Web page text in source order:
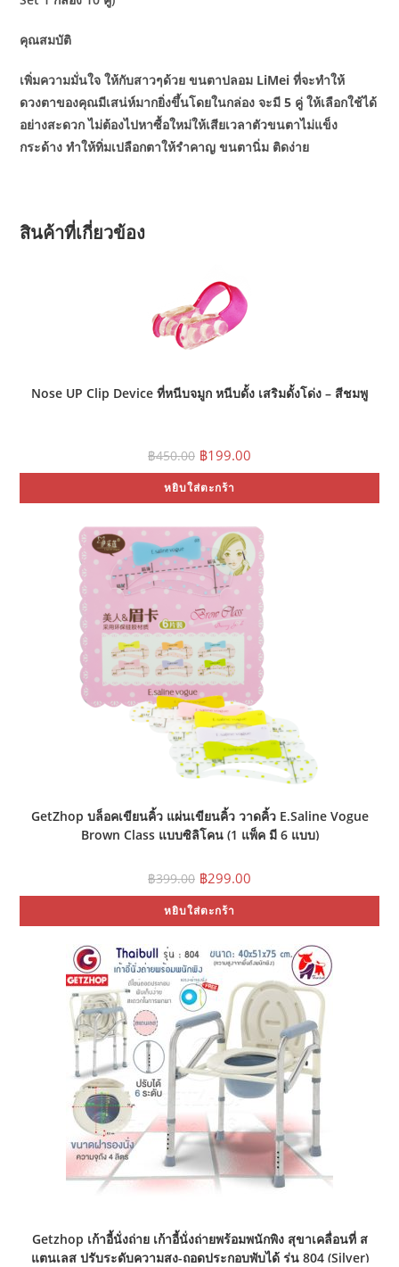
คุณสมบัติ
เพิ่มความมั่นใจ ให้กับสาวๆด้วย ขนตาปลอม LiMei ที่จะทำให้
ดวงตาของคุณมีเสน่ห์มากยิ่งขึ้นโดยในกล่อง จะมี 5 คู่ ให้เลือกใช้ได้
อย่างสะดวก ไม่ต้องไปหาซื้อใหม่ให้เสียเวลาตัวขนตาไม่แข็ง
กระด้าง ทำให้ทิ่มเปลือกตาให้รำคาญ ขนตานิ่ม ติดง่าย
สินค้าที่เกี่ยวข้อง
Nose UP Clip Device ที่หนีบจมูก หนีบดั้ง เสริมดั้งโด่ง – สีชมพู
฿450.00 Original
price
was:
฿450.00.
฿199.00
is:
หยิบใส่ตะกร้า
GetZhop บล็อคเขียนคิ้ว แผ่นเขียนคิ้ว วาดคิ้ว E.Saline Vogue
Brown Class แบบซิลิโคน (1 แพ็ค มี 6 แบบ)
฿399.00 Original
price
was:
฿399.00.
฿299.00
is:
หยิบใส่ตะกร้า
Getzhop เก้าอี้นั่งถ่าย เก้าอี้นั่งถ่ายพร้อมพนักพิง สุขาเคลื่อนที่ ส
แตนเลส ปรับระดับความสูง-ถอดประกอบพับได้ รุ่น 804 (Silver)